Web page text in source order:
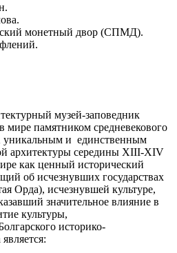
монетный двор (СПМД).
музей-заповедник
мире памятником средневекового
уникальным и единственным
архитектуры середины XIII-XIV
как ценный исторический
об исчезнувших государствах
Орда), исчезнувшей культуре,
значительное влияние в
культуры,
историко-